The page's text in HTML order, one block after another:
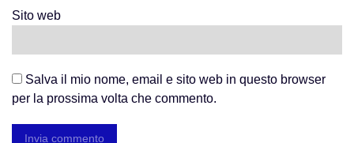
Sito web
Salva il mio nome, email e sito web in questo browser
per la prossima volta che commento.